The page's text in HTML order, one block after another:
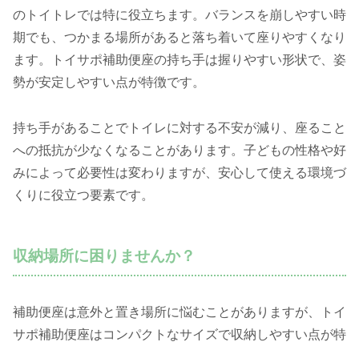
のトイトレでは特に役立ちます。バランスを崩しやすい時
期でも、つかまる場所があると落ち着いて座りやすくなり
ます。トイサポ補助便座の持ち手は握りやすい形状で、姿
勢が安定しやすい点が特徴です。
持ち手があることでトイレに対する不安が減り、座ること
への抵抗が少なくなることがあります。子どもの性格や好
みによって必要性は変わりますが、安心して使える環境づ
くりに役立つ要素です。
収納場所に困りませんか？
補助便座は意外と置き場所に悩むことがありますが、トイ
サポ補助便座はコンパクトなサイズで収納しやすい点が特